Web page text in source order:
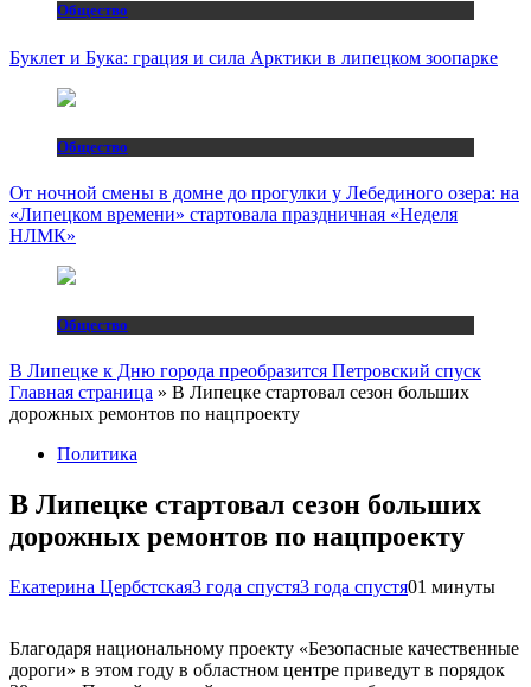
Общество
Буклет и Бука: грация и сила Арктики в липецком зоопарке
Общество
От ночной смены в домне до прогулки у Лебединого озера: на
«Липецком времени» стартовала праздничная «Неделя
НЛМК»
Общество
В Липецке к Дню города преобразится Петровский спуск
Главная страница » В Липецке стартовал сезон больших
дорожных ремонтов по нацпроекту
Политика
В Липецке стартовал сезон больших
дорожных ремонтов по нацпроекту
Екатерина Цербстская3 года спустя3 года спустя01 минуты
Благодаря национальному проекту «Безопасные качественные
дороги» в этом году в областном центре приведут в порядок